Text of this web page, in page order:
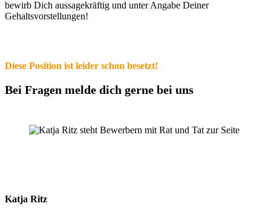
bewirb Dich aussa­ge­kräftig und unter Angabe Deiner
Gehaltsvorstellungen!
Diese Position ist leider schon besetzt!
Bei Fragen melde dich gerne bei uns
Katja Ritz